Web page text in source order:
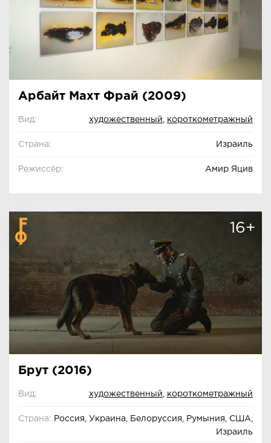
Арбайт Махт Фрай (2009)
Вид: художественный , короткометражный
Страна: Израиль
Режиссёр: Амир Яцив
16+
Брут (2016)
Вид: художественный короткометражный
Страна: Россия, Украина, Белоруссия, Румыния, США,
Израиль